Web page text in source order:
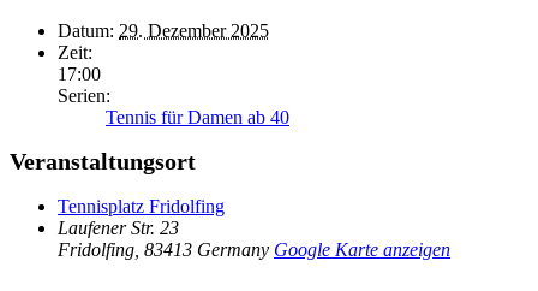
Datum: 29. Dezember 2025
Zeit:
17:00
Serien:
Tennis für Damen ab 40
Veranstaltungsort
Tennisplatz Fridolfing
Laufener Str. 23
Fridolfing 83413 Germany Google Karte anzeigen